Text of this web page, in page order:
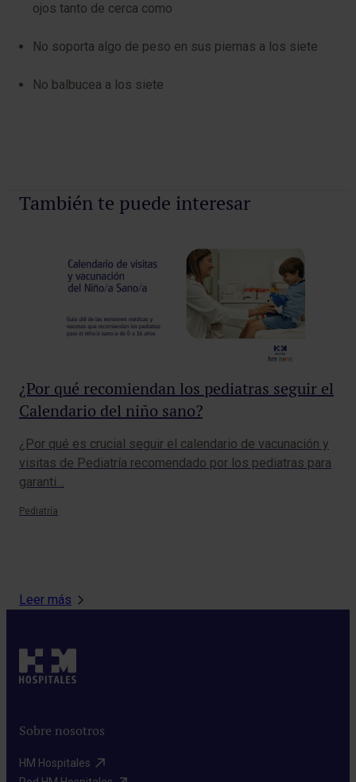
ojos tanto de cerca como
No soporta algo de peso en sus piernas a los siete
No balbucea a los siete
También te puede interesar
¿Por qué recomiendan los pediatras seguir el
Calendario del niño sano?
¿Por qué es crucial seguir el calendario de vacunación y
visitas de Pediatría recomendado por los pediatras para
garanti…
Pediatría
Leer más
Sobre nosotros
HM Hospitales​